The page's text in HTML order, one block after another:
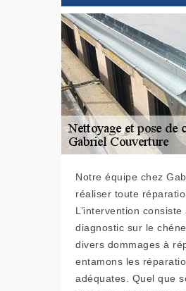
Notre équipe chez
réaliser toute
L’intervention
diagnostic sur le
divers dommages à
entamons les
adéquates. Quel que